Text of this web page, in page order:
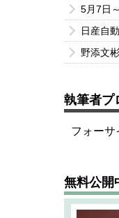
5月7日
日産自
野添文
執筆者プ
フォーサ
無料公開